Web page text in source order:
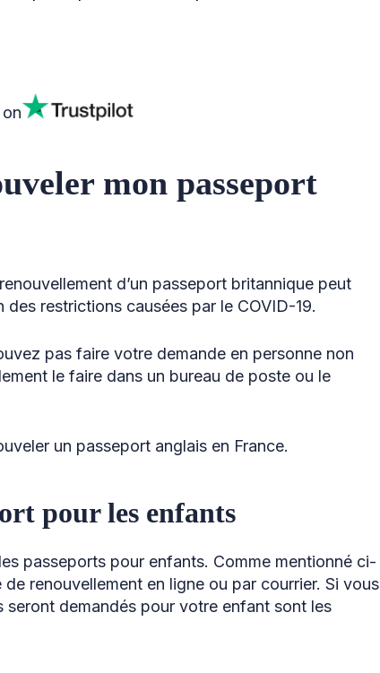
mon passeport
d’un passeport britannique peut
restrictions causées par le COVID-19.
pas faire votre demande en personne non
le faire dans un bureau de poste ou le
un passeport anglais en France.
pour les enfants
passeports pour enfants. Comme mentionné ci-
renouvellement en ligne ou par courrier. Si vous
demandés pour votre enfant sont les